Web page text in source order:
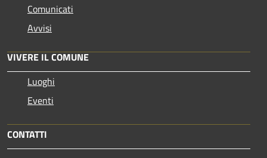
Comunicati
Avvisi
VIVERE IL COMUNE
Luoghi
Eventi
CONTATTI